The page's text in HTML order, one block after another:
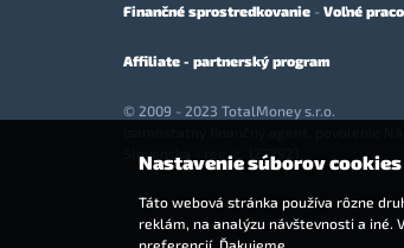
Finančné sprostredkovanie - Voľné
Affiliate - partnerský program
© 2009 - 2023 TotalMoney s.r.o.
Slovenska - reg. č. 127292)
Nastavenie súborov cookies
Táto webová stránka používa rôzne
reklám, na analýzu návštevnosti a iné.
preferencií. Ďakujeme